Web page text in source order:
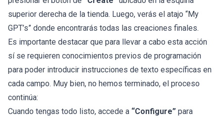
superior derecha de la tienda. Luego, verás el atajo “My
GPT’s” donde encontrarás todas las creaciones finales.
Es importante destacar que para llevar a cabo esta acción
sí se requieren conocimientos previos de programación
para poder introducir instrucciones de texto específicas en
cada campo. Muy bien, no hemos terminado, el proceso
continúa:
Cuando tengas todo listo, accede a “Configure” para